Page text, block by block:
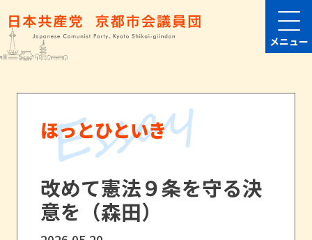
メニュー
ほっとひといき
改めて憲法９条を守る決
意を（森田）